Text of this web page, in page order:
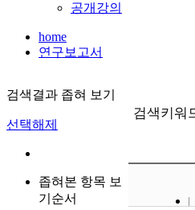
공개강의
home
연구보고서
검색결과 좁혀 보기
선택해제
좁혀본 항목 보
기순서
검색키워